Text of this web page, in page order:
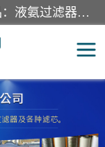
廊坊盛耀过滤设备有限公司主营产品：液氨过滤器、沼气过滤器、氨气分离器、二氧化碳过滤器、过滤器、液氨氨气过滤器、天然气过滤器、管道过滤器、*过滤器、液氨除油除水过滤器、氨气除油除水过滤器、焦炉煤气除焦油过滤器等。